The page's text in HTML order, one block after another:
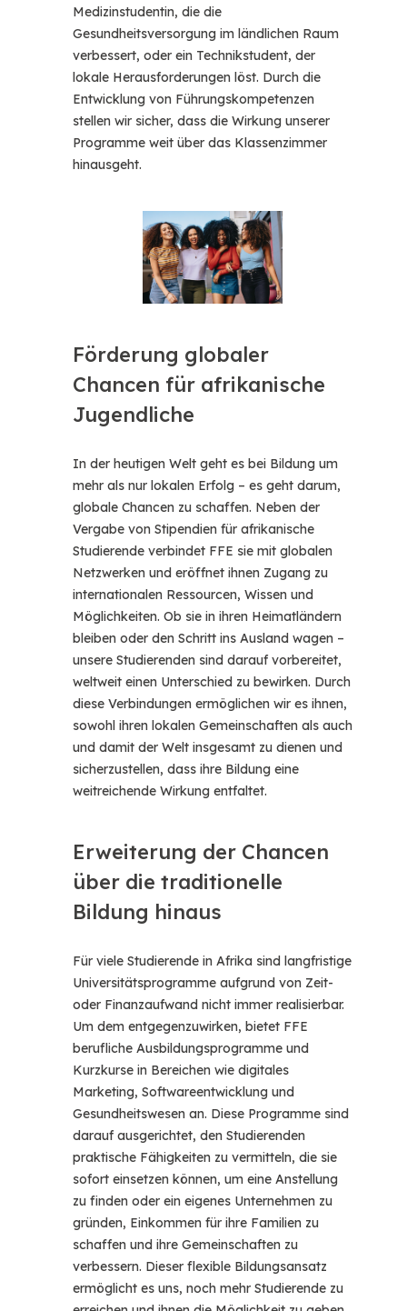
Medizinstudentin, die die
Gesundheitsversorgung im ländlichen Raum
verbessert, oder ein Technikstudent, der
lokale Herausforderungen löst. Durch die
Entwicklung von Führungskompetenzen
stellen wir sicher, dass die Wirkung unserer
Programme weit über das Klassenzimmer
hinausgeht.
Förderung globaler
Chancen für afrikanische
Jugendliche
In der heutigen Welt geht es bei Bildung um
mehr als nur lokalen Erfolg – es geht darum,
globale Chancen zu schaffen. Neben der
Vergabe von Stipendien für afrikanische
Studierende verbindet FFE sie mit globalen
Netzwerken und eröffnet ihnen Zugang zu
internationalen Ressourcen, Wissen und
Möglichkeiten. Ob sie in ihren Heimatländern
bleiben oder den Schritt ins Ausland wagen –
unsere Studierenden sind darauf vorbereitet,
weltweit einen Unterschied zu bewirken. Durch
diese Verbindungen ermöglichen wir es ihnen,
sowohl ihren lokalen Gemeinschaften als auch
und damit der Welt insgesamt zu dienen und
sicherzustellen, dass ihre Bildung eine
weitreichende Wirkung entfaltet.
Erweiterung der Chancen
über die traditionelle
Bildung hinaus
Für viele Studierende in Afrika sind langfristige
Universitätsprogramme aufgrund von Zeit-
oder Finanzaufwand nicht immer realisierbar.
Um dem entgegenzuwirken, bietet FFE
berufliche Ausbildungsprogramme und
Kurzkurse in Bereichen wie digitales
Marketing, Softwareentwicklung und
Gesundheitswesen an. Diese Programme sind
darauf ausgerichtet, den Studierenden
praktische Fähigkeiten zu vermitteln, die sie
sofort einsetzen können, um eine Anstellung
zu finden oder ein eigenes Unternehmen zu
gründen, Einkommen für ihre Familien zu
schaffen und ihre Gemeinschaften zu
verbessern. Dieser flexible Bildungsansatz
ermöglicht es uns, noch mehr Studierende zu